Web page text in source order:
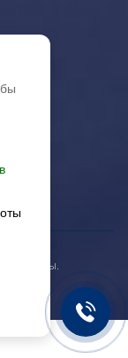
защищены.